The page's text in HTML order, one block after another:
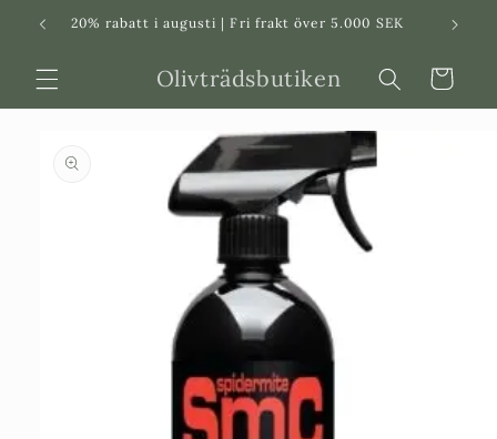
Svenska Dansk
20% rabatt i augusti | Fri frakt över 5.000 SEK
Olivträdsbutiken Varukorg